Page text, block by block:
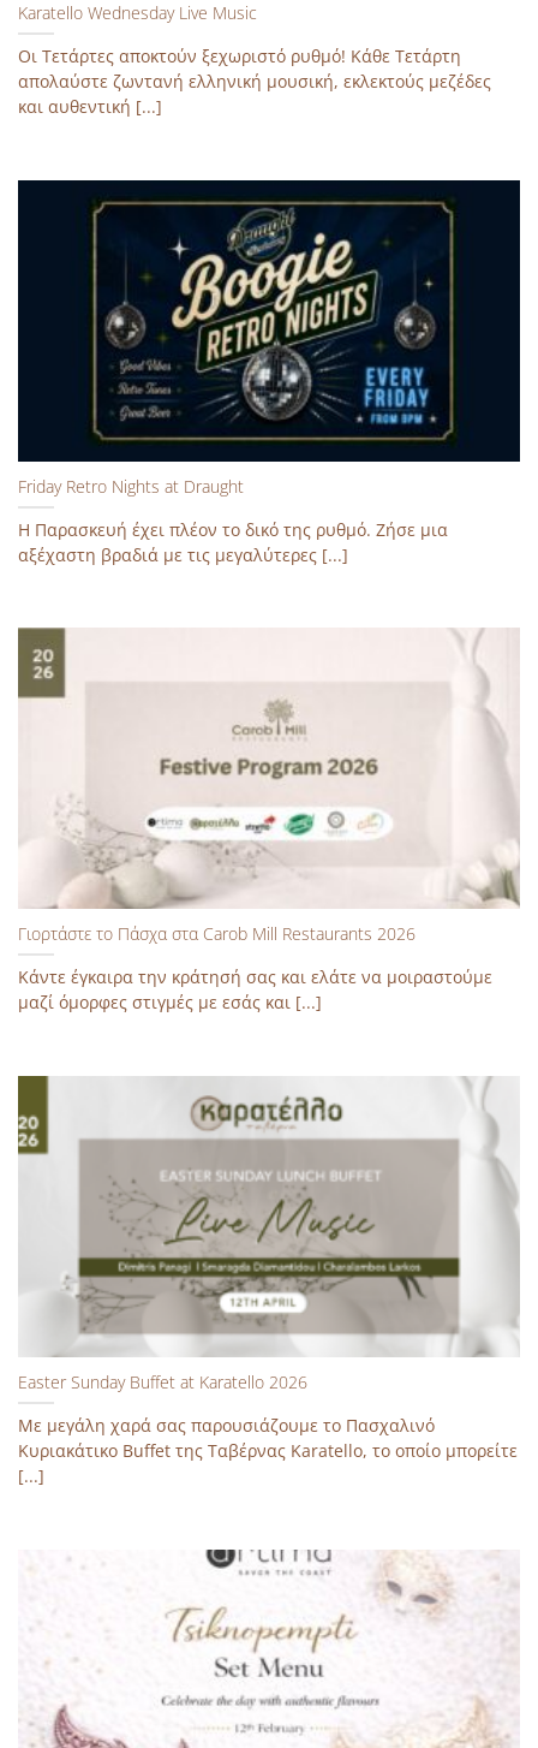
Karatello Wednesday Live Music
Οι Tετάρτες αποκτούν ξεχωριστό ρυθμό!​ Κάθε Τετάρτη
απολαύστε ζωντανή ελληνική μουσική, εκλεκτούς μεζέδες
και αυθεντική [...]
Friday Retro Nights at Draught
Η Παρασκευή έχει πλέον το δικό της ρυθμό.​ Ζήσε μια
αξέχαστη βραδιά με τις μεγαλύτερες [...]
Γιορτάστε το Πάσχα στα Carob Mill Restaurants 2026
Κάντε έγκαιρα την κράτησή σας και ελάτε να μοιραστούμε
μαζί όμορφες στιγμές με εσάς και [...]
Easter Sunday Buffet at Karatello 2026
Με μεγάλη χαρά σας παρουσιάζουμε το Πασχαλινό
Κυριακάτικο Buffet της Ταβέρνας Karatello, το οποίο μπορείτε
[...]